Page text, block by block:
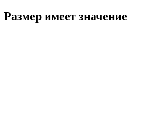
Размер имеет значение